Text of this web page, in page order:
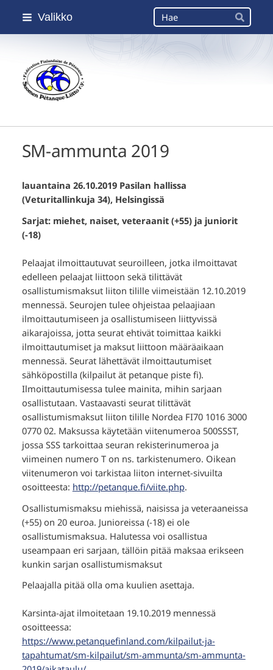
Siirry
Valikko Haku
Hae
Suomen Petanque-Liitto
SM-ammunta 2019
lauantaina 26.10.2019 Pasilan hallissa
(Veturitallinkuja 34), Helsingissä
Sarjat: miehet, naiset, veteraanit (+55) ja juniorit
(-18)
Pelaajat ilmoittautuvat seuroilleen, jotka ilmoittavat
edelleen pelaajat liittoon sekä tilittävät
osallistumismaksut liiton tilille viimeistään 12.10.2019
mennessä. Seurojen tulee ohjeistaa pelaajiaan
ilmoittautumiseen ja osallistumiseen liittyvissä
aikarajoissa, jotta seurat ehtivät toimittaa kaikki
ilmoittautumiset ja maksut liittoon määräaikaan
mennessä. Seurat lähettävät ilmoittautumiset
sähköpostilla (kilpailut ät petanque piste fi).
Ilmoittautumisessa tulee mainita, mihin sarjaan
osallistutaan. Vastaavasti seurat tilittävät
osallistumismaksut liiton tilille Nordea FI70 1016 3000
0770 02. Maksussa käytetään viitenumeroa 500SSST,
jossa SSS tarkoittaa seuran rekisterinumeroa ja
viimeinen numero T on ns. tarkistenumero. Oikean
viitenumeron voi tarkistaa liiton internet-sivuilta
osoitteesta: http://petanque.fi/viite.php.
Osallistumismaksu miehissä, naisissa ja veteraaneissa
(+55) on 20 euroa. Junioreissa (-18) ei ole
osallistumismaksua. Halutessa voi osallistua
useampaan eri sarjaan, tällöin pitää maksaa erikseen
kunkin sarjan osallistumismaksut
Pelaajalla pitää olla oma kuulien asettaja.
Karsinta-ajat ilmoitetaan 19.10.2019 mennessä
osoitteessa:
https://www.petanquefinland.com/kilpailut-ja-
tapahtumat/sm-kilpailut/sm-ammunta/sm-ammunta-